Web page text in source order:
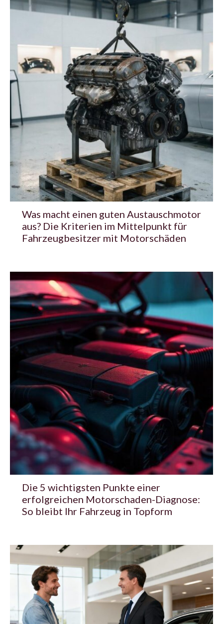
Was macht einen guten Austauschmotor
aus? Die Kriterien im Mittelpunkt für
Fahrzeugbesitzer mit Motorschäden
Die 5 wichtigsten Punkte einer
erfolgreichen Motorschaden-Diagnose:
So bleibt Ihr Fahrzeug in Topform